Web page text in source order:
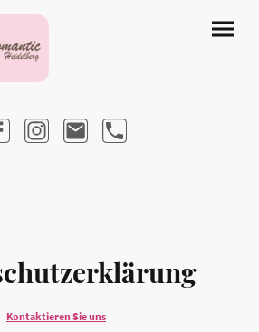
Kontaktieren Sie uns